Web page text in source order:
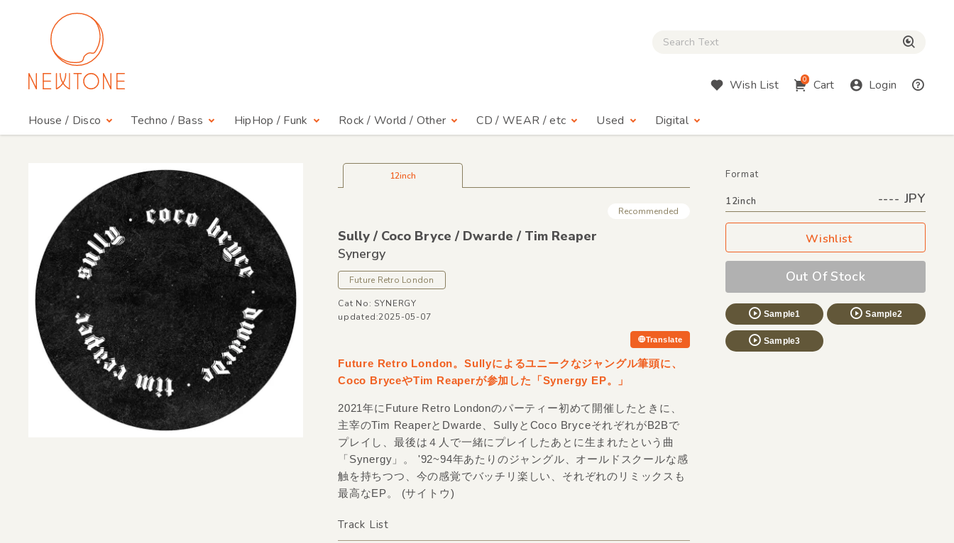
Close Search box
Wish List 0 Cart Login
House / Disco Techno / Bass HipHop / Funk Rock / World / Other CD / WEAR / etc Used Digital
12inch
Recommended
Sully /Coco Bryce /Dwarde /Tim Reaper
Synergy
Future Retro London
Cat No: SYNERGY
updated:2025-05-07
Translate
Format
12inch ---- JPY
Wishlist
Out Of Stock
Sample1 Sample2
Sample3
Future Retro London。Sullyによるユニークなジャングル筆頭に、
Coco BryceやTim Reaperが参加した「Synergy EP。」
2021年にFuture Retro Londonのパーティー初めて開催したときに、
主宰のTim ReaperとDwarde、SullyとCoco BryceそれぞれがB2Bで
プレイし、最後は４人で一緒にプレイしたあとに生まれたという曲
「Synergy」。 '92~94年あたりのジャングル、オールドスクールな感
触を持ちつつ、今の感覚でバッチリ楽しい、それぞれのリミックスも
最高なEP。 (サイトウ)
Track List